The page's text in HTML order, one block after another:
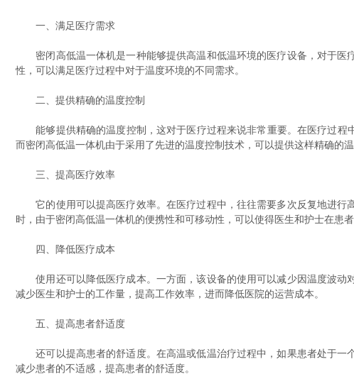
一、满足医疗需求
密闭高低温一体机是一种能够提供高温和低温环境的医疗设备，对于医
性，可以满足医疗过程中对于温度环境的不同需求。
二、提供精确的温度控制
能够提供精确的温度控制，这对于医疗过程来说非常重要。在医疗过程
而密闭高低温一体机由于采用了先进的温度控制技术，可以提供这样精确的温
三、提高医疗效率
它的使用可以提高医疗效率。在医疗过程中，往往需要多次反复地进行
时，由于密闭高低温一体机的便携性和可移动性，可以使得医生和护士在患
四、降低医疗成本
使用还可以降低医疗成本。一方面，该设备的使用可以减少因温度波动
减少医生和护士的工作量，提高工作效率，进而降低医院的运营成本。
五、提高患者舒适度
还可以提高患者的舒适度。在高温或低温治疗过程中，如果患者处于一
减少患者的不适感，提高患者的舒适度。